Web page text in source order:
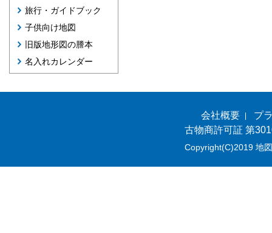
旅行・ガイドブック
子供向け地図
旧版地形図の謄本
名入れカレンダー
会社概要
プ
古物商許可証 第
Copyright(C)2019 地